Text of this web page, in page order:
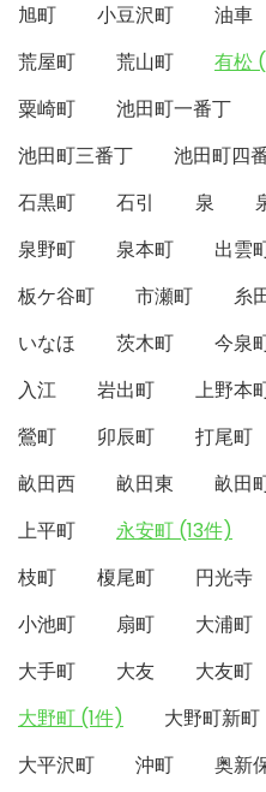
旭町
小豆沢町 油車
荒屋町
荒山町 有松
粟崎町
池田町一番丁
池田町三番丁
池田町四
石黒町
石引 泉
泉野町
泉本町 出雲
板ケ谷町
市瀬町 糸
いなほ
茨木町 今泉
入江
岩出町 上野本
鶯町
卯辰町 打尾町
畝田西
畝田東 畝田
上平町
永安町 (13件)
枝町
榎尾町 円光寺
小池町
扇町 大浦町
大手町
大友 大友町
大野町 (1件)
大野町新町
大平沢町
沖町 奥新